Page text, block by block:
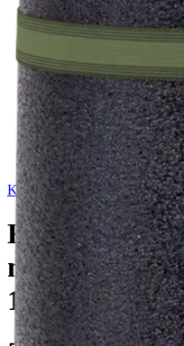
Kaira
Kaira Nature
makuualusta
1cm